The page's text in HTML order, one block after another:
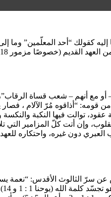
كقولك “أحد المعلّمين” وما
أو مع أنهم – شعب قساة
“أذاقوه مُرّ الآلام ، فصار
توالت فيها النكبة والنكسة
وإن أتت كلّ المزامير التي